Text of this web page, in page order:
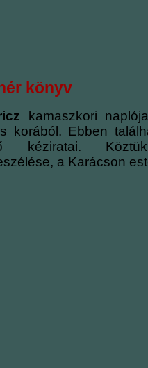
könyv
kamaszkori
korából. Ebben
kéziratai.
a Karácson